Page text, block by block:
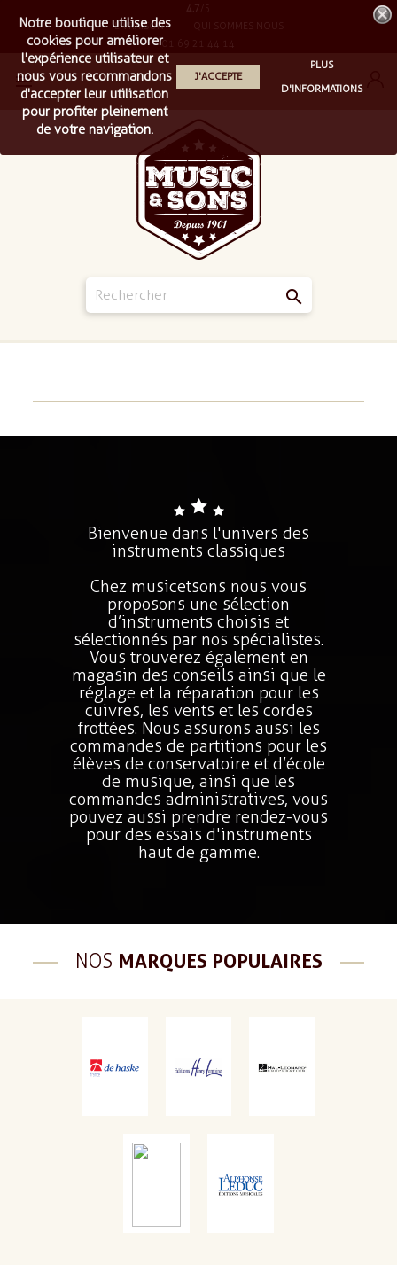
LIVRAISON QUI SOMMES NOUS
4.7
01 69 21 44 14


Notre boutique utilise des
cookies pour améliorer
l'expérience utilisateur et
nous vous recommandons
d'accepter leur utilisation
pour profiter pleinement
de votre navigation.
J'ACCEPTE
PLUS
D'INFORMATIONS
Bienvenue dans l'univers des
instruments classiques
Chez musicetsons nous vous
proposons une sélection
d’instruments choisis et
sélectionnés par nos spécialistes.
Vous trouverez également en
magasin des conseils ainsi que le
réglage et la réparation pour les
cuivres, les vents et les cordes
frottées. Nous assurons aussi les
commandes de partitions pour les
élèves de conservatoire et d’école
de musique, ainsi que les
commandes administratives, vous
pouvez aussi prendre rendez-vous
pour des essais d'instruments
haut de gamme.
NOS MARQUES POPULAIRES